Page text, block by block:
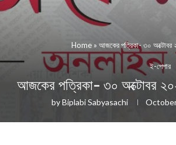
Home » আজকের পত্রিকা- ৩০ অক্টোবর
ই-পেপার
আজকের পত্রিকা- ৩০ অক্টোবর
byBiplabi Sabyasachi